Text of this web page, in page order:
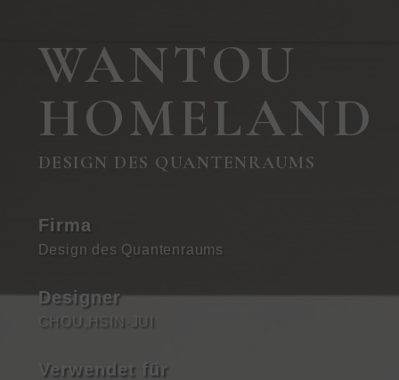
WANTOU
HOMELAND
DESIGN DES QUANTENRAUMS
Firma
Design des Quantenraums
Designer
CHOU,HSIN-JUI
Verwendet für